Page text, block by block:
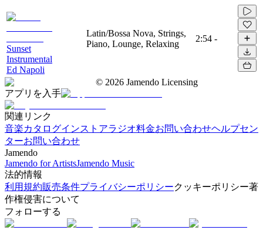
Sunset
Instrumental
Ed Napoli
Latin/Bossa Nova, Strings,
Piano, Lounge, Relaxing
2:54 -
© 2026 Jamendo Licensing
アプリを入手
関連リンク
音楽カタログインストアラジオ料金お問い合わせヘルプセン
ターお問い合わせ
Jamendo
Jamendo for ArtistsJamendo Music
法的情報
利用規約販売条件プライバシーポリシークッキーポリシー著
作権侵害について
フォローする